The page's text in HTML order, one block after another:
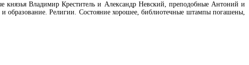
князья Владимир Креститель и Александр Невский, преподобные Антоний и
Религии. Состояние хорошее, библиотечные штампы погашены,